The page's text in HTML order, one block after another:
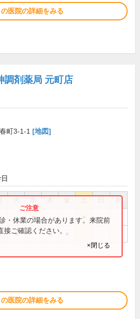
の医院の詳細をみる
調剤薬局 元町店
町3-1-1 [地図]
祝
●
● ●
・休業の場合があります。来院前
ご確認ください。
×閉じる
の医院の詳細をみる